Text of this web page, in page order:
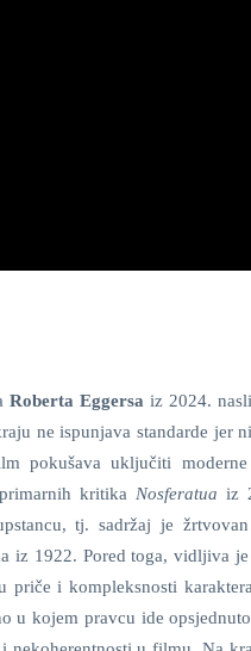
Roberta Eggersaiz 2024.
ne ispunjava standarde jer
pokušava uključiti moderne
kritika Nosferatua iz
tj. sadržaj je
iz 1922. Pored toga, vidljiva je
priče i kompleksnosti
u kojem pravcu ide